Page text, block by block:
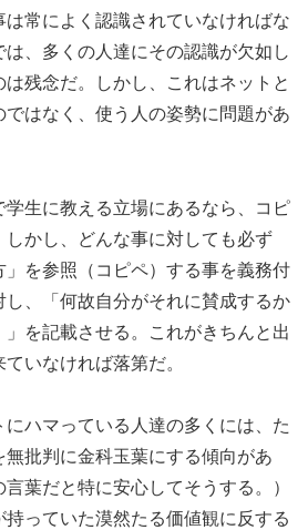
常によく認識されていなければな
は、多くの人達にその認識が欠如し
残念だ。しかし、これはネットと
はなく、使う人の姿勢に問題があ
生に教える立場にあるなら、コピ
かし、どんな事に対しても必ず
」を参照（コピペ）する事を義務付
し、「何故自分がそれに賛成するか
」を記載させる。これがきちんと出
いなければ落第だ。
にハマっている人達の多くには、た
無批判に金科玉葉にする傾向があ
葉だと特に安心してそうする。）
持っていた漠然たる価値観に反する